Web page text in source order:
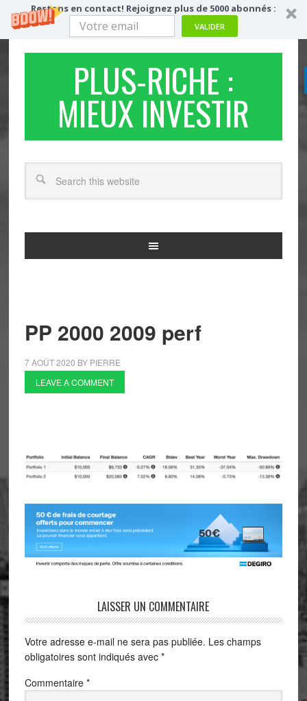
Restons en contact! Rejoignez plus de 5000 abonnés :
VALIDER
PLUS-RICHE :
MIEUX INVESTIR
PP 2000 2009 perf
7 AOÛT 2020 BY PIERRE
LEAVE A COMMENT
LAISSER UN COMMENTAIRE
Votre adresse e-mail ne sera pas publiée. Les champs
obligatoires sont indiqués avec *
Commentaire *